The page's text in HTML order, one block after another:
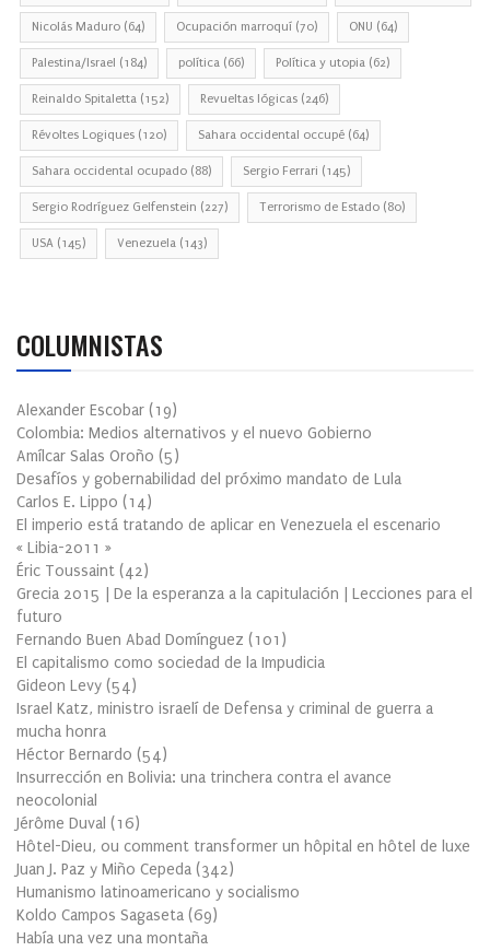
Nicolás Maduro (64) Ocupación marroquí (70) ONU (64)
Palestina/Israel (184) política (66) Política y utopia (62)
Reinaldo Spitaletta (152) Revueltas lógicas (246)
Révoltes Logiques (120) Sahara occidental occupé (64)
Sahara occidental ocupado (88) Sergio Ferrari (145)
Sergio Rodríguez Gelfenstein (227) Terrorismo de Estado (80)
USA (145) Venezuela (143)
COLUMNISTAS
Alexander Escobar (19)
Colombia: Medios alternativos y el nuevo Gobierno
Amílcar Salas Oroño (5)
Desafíos y gobernabilidad del próximo mandato de Lula
Carlos E. Lippo (14)
El imperio está tratando de aplicar en Venezuela el escenario
« Libia-2011 »
Éric Toussaint (42)
Grecia 2015 | De la esperanza a la capitulación | Lecciones para el
futuro
Fernando Buen Abad Domínguez (101 )
El capitalismo como sociedad de la Impudicia
Gideon Levy (54)
Israel Katz, ministro israelí de Defensa y criminal de guerra a
mucha honra
Héctor Bernardo (54)
Insurrección en Bolivia: una trinchera contra el avance
neocolonial
Jérôme Duval (16)
Hôtel-Dieu, ou comment transformer un hôpital en hôtel de luxe
Juan J. Paz y Miño Cepeda (342)
Humanismo latinoamericano y socialismo
Koldo Campos Sagaseta (69)
Había una vez una montaña